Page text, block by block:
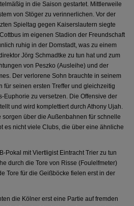
in die Saison gestartet. Mittlerweile
von Stöger zu verinnerlichen. Vor der
Spieltag gegen Kaiserslautern siegte
im eigenen Stadion der Freundschaft
ruhig in der Domstadt, was zu einem
Jörg Schmadtke zu tun hat und zum
von Peszko (Ausleihe) und der
Der verlorene Sohn brauchte in seinem
für seinen ersten Treffer und gleichzeitig
Euphorie zu versetzen. Die Offensive der
und wird komplettiert durch Athony Ujah.
über die Außenbahnen für schnelle
es nicht viele Clubs, die über eine ähnliche
Pokal mit Viertligist Eintracht Trier zu tun
durch die Tore von Risse (Foulelfmeter)
Tore für die Geißböcke fielen erst in der
die Kölner erst eine Partie auf fremden